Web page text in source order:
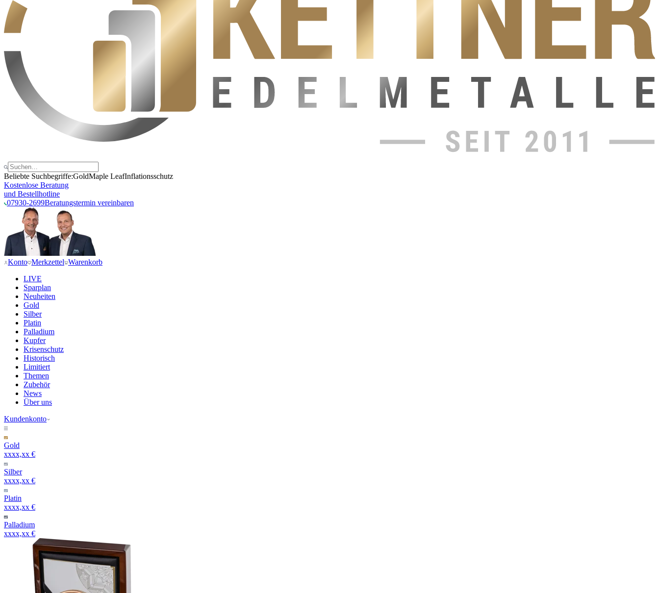
Beliebte Suchbegriffe:GoldMaple LeafInflationsschutz
Kostenlose Beratung
und Bestellhotline
07930-2699Beratungstermin vereinbaren
Konto Merkzettel Warenkorb
LIVE
Sparplan
Neuheiten
Gold
Silber
Platin
Palladium
Kupfer
Krisenschutz
Historisch
Limitiert
Themen
Zubehör
News
Über uns
Kundenkonto
Gold
xxxx,xx €
Silber
xxxx,xx €
Platin
xxxx,xx €
Palladium
xxxx,xx €